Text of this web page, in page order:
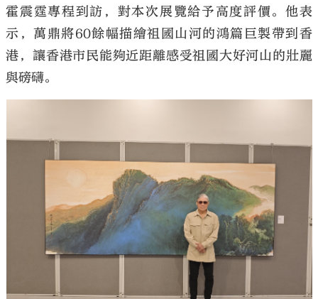
霍震霆專程到訪，對本次展覽給予高度評價。他表
示，萬鼎將60餘幅描繪祖國山河的鴻篇巨製帶到香
港，讓香港市民能夠近距離感受祖國大好河山的壯麗
與磅礴。